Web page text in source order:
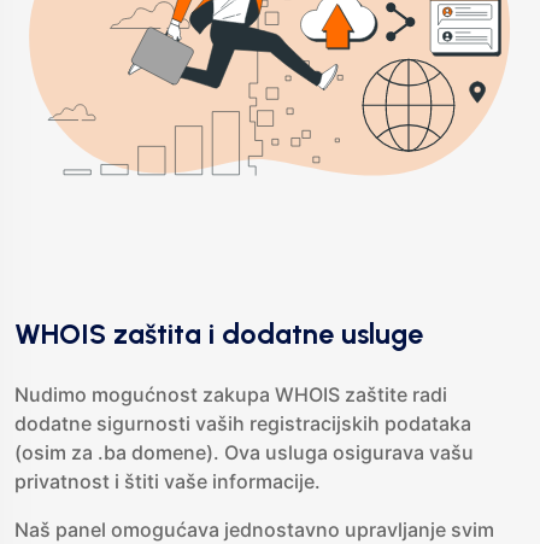
WHOIS zaštita i dodatne usluge
Nudimo mogućnost zakupa WHOIS zaštite radi
dodatne sigurnosti vaših registracijskih podataka
(osim za .ba domene). Ova usluga osigurava vašu
privatnost i štiti vaše informacije.
Naš panel omogućava jednostavno upravljanje svim